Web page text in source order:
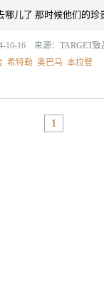
哪儿了 那时候他们的珍
10-16 来源： TARGET致
希特勒 奥巴马 本拉登
1